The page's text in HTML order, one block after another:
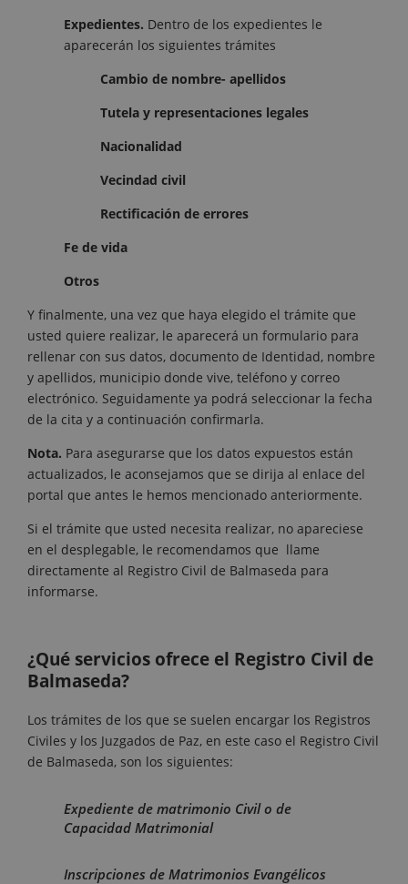
Expedientes. Dentro de los expedientes le
aparecerán los siguientes trámites
Cambio de nombre- apellidos
Tutela y representaciones legales
Nacionalidad
Vecindad civil
Rectificación de errores
Fe de vida
Otros
Y finalmente, una vez que haya elegido el trámite que
usted quiere realizar, le aparecerá un formulario para
rellenar con sus datos, documento de Identidad, nombre
y apellidos, municipio donde vive, teléfono y correo
electrónico. Seguidamente ya podrá seleccionar la fecha
de la cita y a continuación confirmarla.
Nota. Para asegurarse que los datos expuestos están
actualizados, le aconsejamos que se dirija al enlace del
portal que antes le hemos mencionado anteriormente.
Si el trámite que usted necesita realizar, no apareciese
en el desplegable, le recomendamos que llame
directamente al Registro Civil de Balmaseda para
informarse.
¿Qué servicios ofrece el Registro Civil de
Balmaseda?
Los trámites de los que se suelen encargar los Registros
Civiles y los Juzgados de Paz, en este caso el Registro Civil
de Balmaseda, son los siguientes:
Expediente de matrimonio Civil o de
Capacidad Matrimonial
Inscripciones de Matrimonios Evangélicos